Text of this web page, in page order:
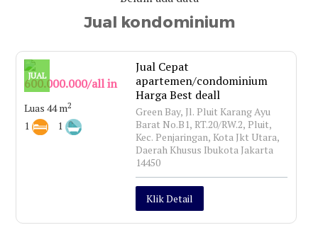
Jual kondominium
JUAL
600.000.000/all in
Luas 44 m2
1 1
Jual Cepat
apartemen/condominium
Harga Best deall
Green Bay, Jl. Pluit Karang Ayu
Barat No.B1, RT.20/RW.2, Pluit,
Kec. Penjaringan, Kota Jkt Utara,
Daerah Khusus Ibukota Jakarta
14450
Klik Detail